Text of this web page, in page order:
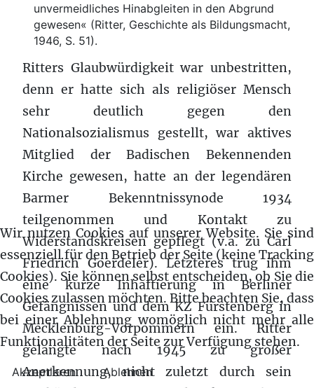
unvermeidliches Hinabgleiten in den Abgrund
gewesen« (Ritter, Geschichte als Bildungsmacht,
1946, S. 51).
Ritters Glaubwürdigkeit war unbestritten,
denn er hatte sich als religiöser Mensch
sehr deutlich gegen den
Nationalsozialismus gestellt, war aktives
Mitglied der Badischen Bekennenden
Kirche gewesen, hatte an der legendären
Barmer Bekenntnissynode 1934
teilgenommen und Kontakt zu
Widerstandskreisen gepflegt (v.a. zu Carl
Friedrich Goerdeler). Letzteres trug ihm
eine kurze Inhaftierung in Berliner
Gefängnissen und dem KZ Fürstenberg in
Mecklenburg-Vorpommern ein. Ritter
gelangte nach 1945 zu großer
Anerkennung, nicht zuletzt durch sein
Wir nutzen Cookies auf unserer Website. Sie sind
essenziell für den Betrieb der Seite (keine Tracking
Cookies). Sie können selbst entscheiden, ob Sie die
Cookies zulassen möchten. Bitte beachten Sie, dass
bei einer Ablehnung womöglich nicht mehr alle
Funktionalitäten der Seite zur Verfügung stehen.
Akzeptieren Ablehnen